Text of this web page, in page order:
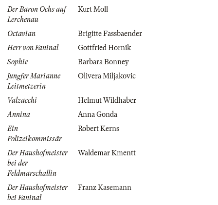
Der Baron Ochs auf
Lerchenau
Kurt Moll
Octavian
Brigitte Fassbaender
Herr von Faninal
Gottfried Hornik
Sophie
Barbara Bonney
Jungfer Marianne
Leitmetzerin
Olivera Miljakovic
Valzacchi
Helmut Wildhaber
Annina
Anna Gonda
Ein
Polizeikommissär
Robert Kerns
Der Haushofmeister
bei der
Feldmarschallin
Waldemar Kmentt
Der Haushofmeister
bei Faninal
Franz Kasemann